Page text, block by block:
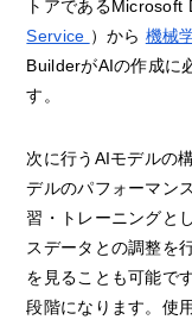
トアであるMicrosoft
Service ）から 機械
BuilderがAIの作成に
す。
次に行うAIモデルの
デルのパフォーマン
習・トレーニングと
スデータとの調整を
を見ることも可能で
段階になります。使